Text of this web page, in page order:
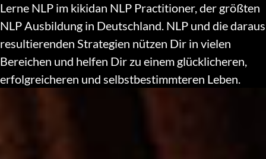
Lerne NLP im kikidan NLP Practitioner, der größten
NLP Ausbildung in Deutschland. NLP und die daraus
resultierenden Strategien nützen Dir in vielen
Bereichen und helfen Dir zu einem glücklicheren,
erfolgreicheren und selbstbestimmteren Leben.